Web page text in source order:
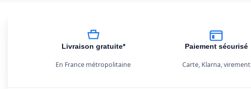
Livraison gratuite*
En France métropolitaine
Paiement sécurisé
Carte, Klarna, virement